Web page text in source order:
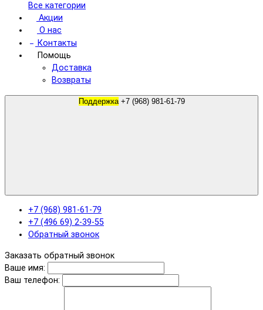
Все категории
Акции
О нас
Контакты
Помощь
Доставка
Возвраты
Поддержка +7 (968) 981-61-79
+7 (968) 981-61-79
+7 (496 69) 2-39-55
Обратный звонок
Заказать обратный звонок
Ваше имя:
Ваш телефон: